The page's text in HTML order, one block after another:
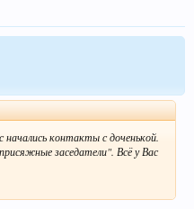
контакты с доченькой.
заседатели". Всё у Вас